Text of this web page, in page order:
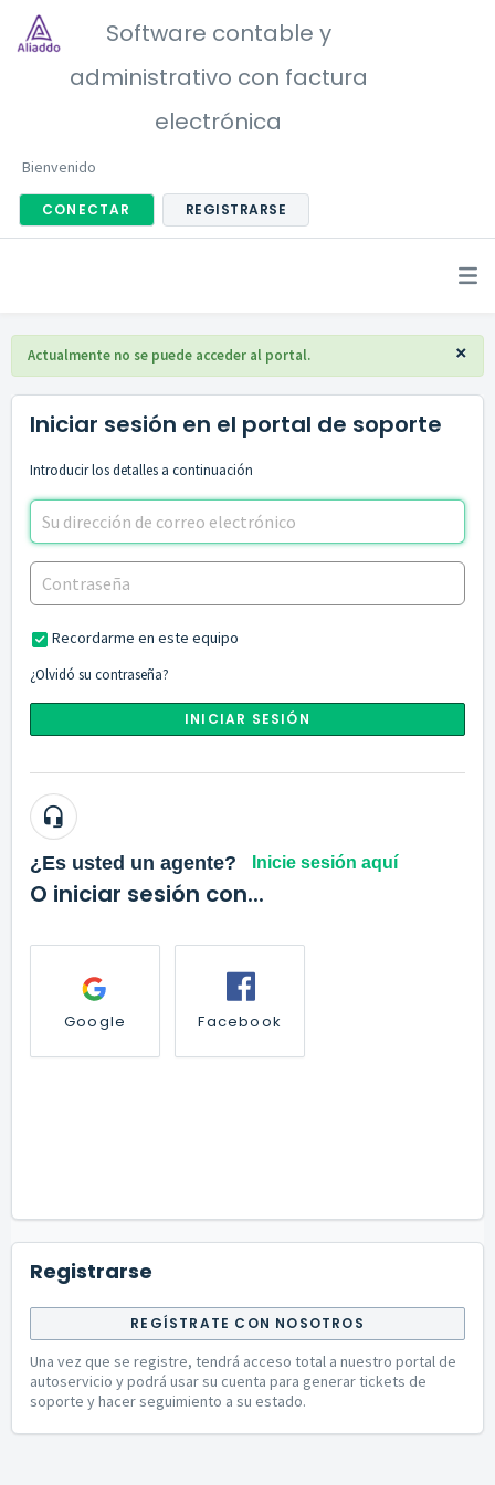
Software contable y
administrativo con factura
electrónica
Bienvenido
CONECTAR REGISTRARSE
×
Actualmente no se puede acceder al portal.
Iniciar sesión en el portal de soporte
Introducir los detalles a continuación
Recordarme en este equipo
¿Olvidó su contraseña?
INICIAR SESIÓN
¿Es usted un agente? Inicie sesión aquí
O iniciar sesión con...
Google Facebook
Registrarse
REGÍSTRATE CON NOSOTROS
Una vez que se registre, tendrá acceso total a nuestro portal de
autoservicio y podrá usar su cuenta para generar tickets de
soporte y hacer seguimiento a su estado.